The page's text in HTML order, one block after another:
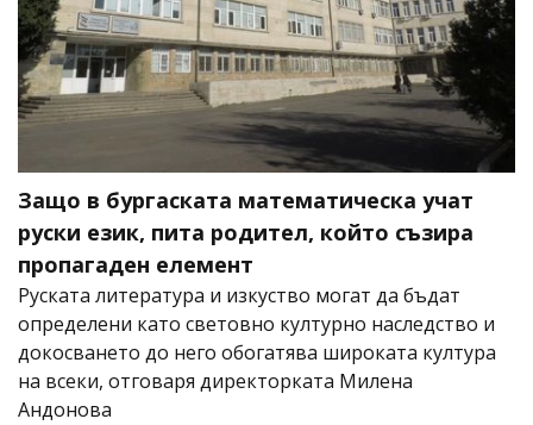
Защо в бургаската математическа учат
руски език, пита родител, който съзира
пропагаден елемент
Руската литература и изкуство могат да бъдат
определени като световно културно наследство и
докосването до него обогатява широката култура
на всеки, отговаря директорката Милена
Андонова